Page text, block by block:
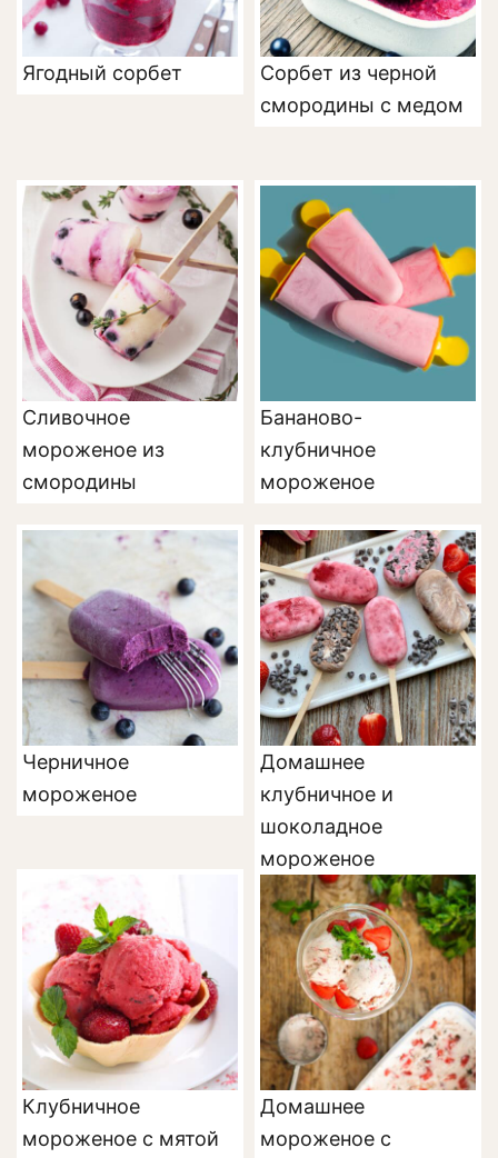
Ягодный сорбет
Сорбет из черной
смородины с медом
Сливочное
мороженое из
смородины
Бананово-
клубничное
мороженое
Черничное
мороженое
Домашнее
клубничное и
шоколадное
мороженое
Клубничное
мороженое с мятой
Домашнее
мороженое с